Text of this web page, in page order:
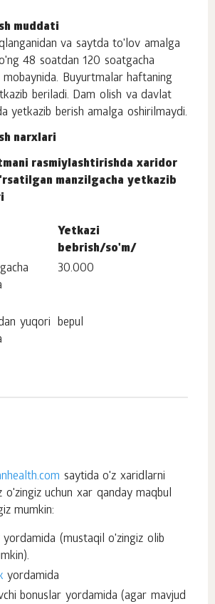
muddati
va saytda to'lov amalga
48 soatdan 120 soatgacha
Buyurtmalar haftaning
beriladi. Dam olish va davlat
yetkazib berish amalga oshirilmaydi.
narxlari
rasmiylashtirishda xaridor
manzilgacha yetkazib
Yetkazi
bebrish/so'm/
30.000
yuqori bepul
saytida o'z xaridlarni
o'zingiz uchun xar qanday maqbul
mumkin:
(mustaqil o'zingiz olib
yordamida
bonuslar yordamida (agar mavjud